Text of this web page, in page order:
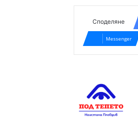
Споделяне
Messenger